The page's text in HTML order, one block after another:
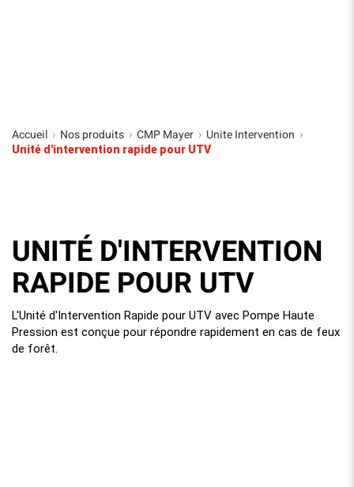
Accueil › Nos produits › CMP Mayer › Unite Intervention ›
Unité d'intervention rapide pour UTV
UNITÉ D'INTERVENTION
RAPIDE POUR UTV
L'Unité d'Intervention Rapide pour UTV avec Pompe Haute
Pression est conçue pour répondre rapidement en cas de feux
de forêt.